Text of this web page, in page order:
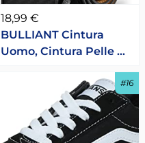
18,99 €
BULLIANT Cintura
Uomo, Cintura Pelle …
#16